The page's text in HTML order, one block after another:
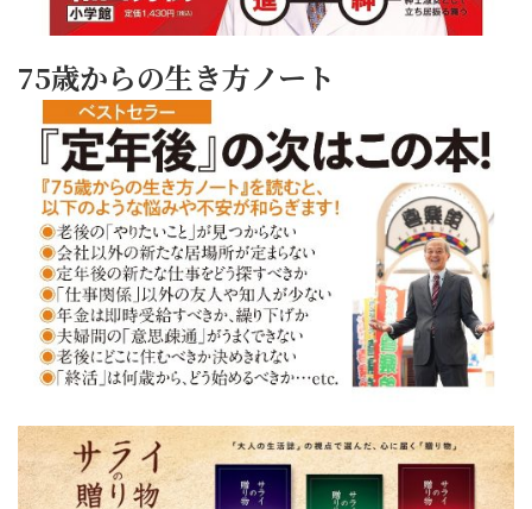
75歳からの生き方ノート